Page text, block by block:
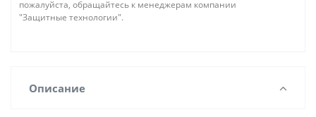
пожалуйста, обращайтесь к менеджерам компании
"Защитные технологии".
Описание